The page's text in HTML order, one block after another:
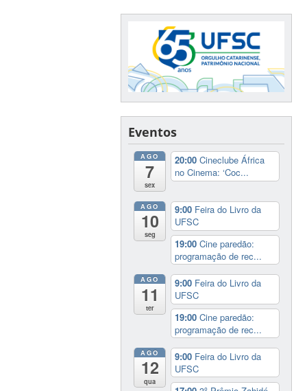
Eventos
AGO
7
sex
20:00Cineclube África
no Cinema: ‘Coc...
AGO
10
seg
9:00 Feira do Livro da
UFSC
19:00Cine paredão:
programação de rec...
AGO
11
ter
9:00 Feira do Livro da
UFSC
19:00Cine paredão:
programação de rec...
AGO
12
qua
9:00 Feira do Livro da
UFSC